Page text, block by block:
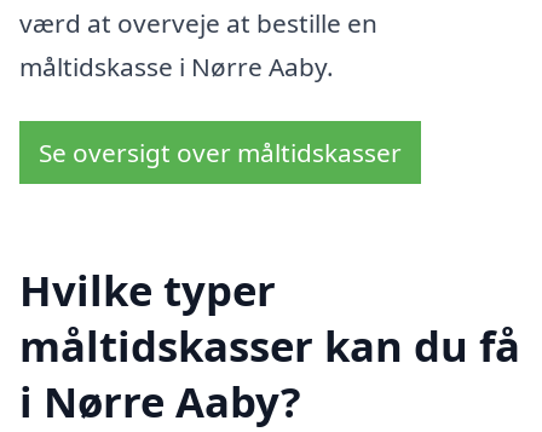
værd at overveje at bestille en
måltidskasse i Nørre Aaby.
Se oversigt over måltidskasser
Hvilke typer
måltidskasser kan du få
i Nørre Aaby?